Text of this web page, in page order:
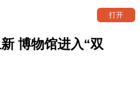
打开
博物馆进入“双